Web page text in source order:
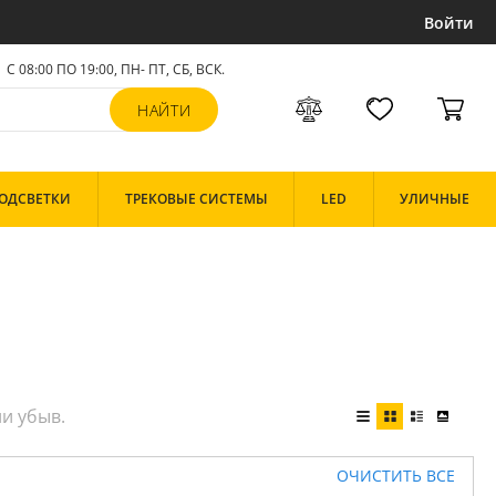
Войти
С 08:00 ПО 19:00, ПН- ПТ,СБ, ВСК.
ТРЕКОВЫЕ СИСТЕМЫ LED УЛИЧНЫЕ
ОЧИСТИТЬ ВСЕ